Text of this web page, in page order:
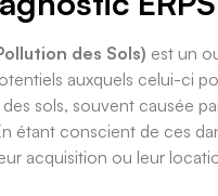
des Sols) est un
auxquels celui-ci
sols, souvent causée
étant conscient de ces
acquisition ou leur